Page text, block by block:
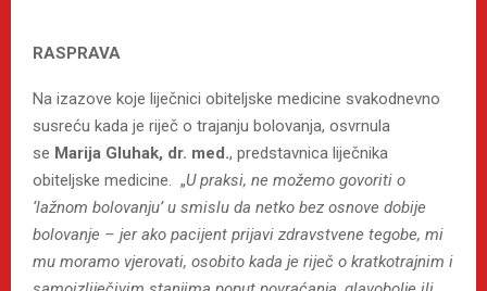
RASPRAVA
Na izazove koje liječnici obiteljske medicine svakodnevno
susreću kada je riječ o trajanju bolovanja, osvrnula
se Marija Gluhak, dr. med., predstavnica liječnika
obiteljske medicine. „U praksi, ne možemo govoriti o
‘lažnom bolovanju’ u smislu da netko bez osnove dobije
bolovanje – jer ako pacijent prijavi zdravstvene tegobe, mi
mu moramo vjerovati, osobito kada je riječ o kratkotrajnim i